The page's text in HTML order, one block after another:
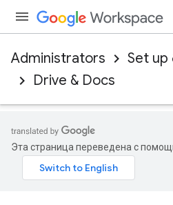
Administrators
Set up
Drive & Docs
Эта страница переведена с